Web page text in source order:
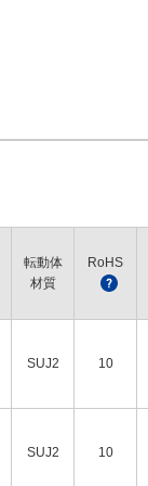
転動体
材質
RoHS
?
SUJ2 10
SUJ2 10